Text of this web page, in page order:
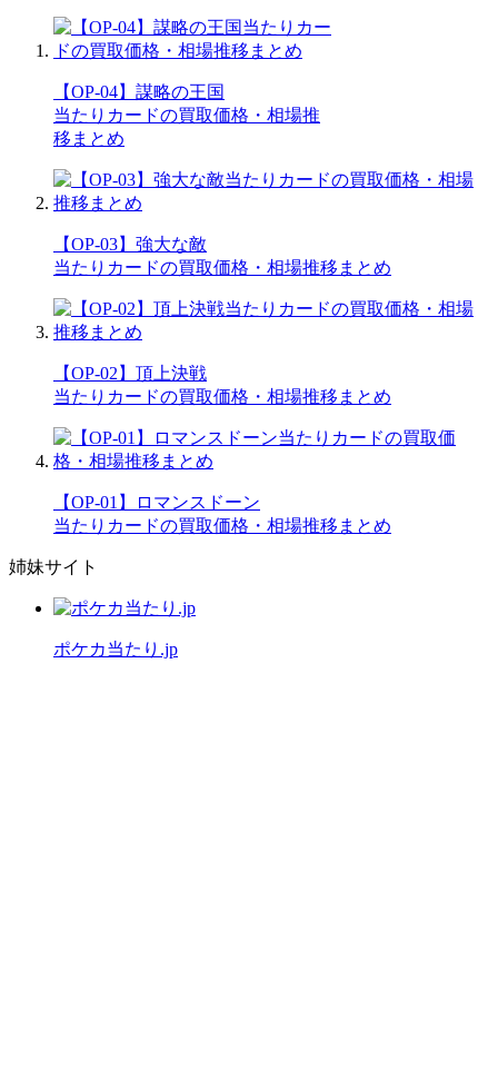
【OP-04】謀略の王国
当たりカードの買取価格・相場推
移まとめ
【OP-03】強大な敵
当たりカードの買取価格・相場推移まとめ
【OP-02】頂上決戦
当たりカードの買取価格・相場推移まとめ
【OP-01】ロマンスドーン
当たりカードの買取価格・相場推移まとめ
姉妹サイト
ポケカ当たり.jp